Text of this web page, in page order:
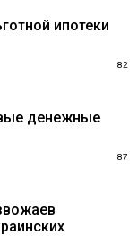
ипотеки
82
денежные
87